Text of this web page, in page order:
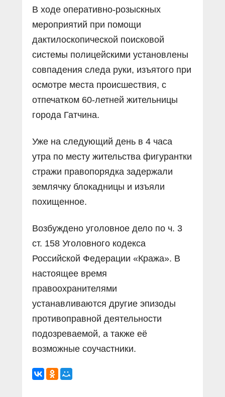
В ходе оперативно-розыскных
мероприятий при помощи
дактилоскопической поисковой
системы полицейскими установлены
совпадения следа руки, изъятого при
осмотре места происшествия, с
отпечатком 60-летней жительницы
города Гатчина.
Уже на следующий день в 4 часа
утра по месту жительства фигурантки
стражи правопорядка задержали
землячку блокадницы и изъяли
похищенное.
Возбуждено уголовное дело по ч. 3
ст. 158 Уголовного кодекса
Российской Федерации «Кража». В
настоящее время
правоохранителями
устанавливаются другие эпизоды
противоправной деятельности
подозреваемой, а также её
возможные соучастники.